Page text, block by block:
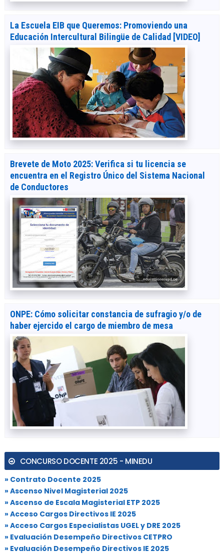
La Escuela EIB que Queremos: Promoviendo una
Educación Intercultural Bilingüe de Calidad [VIDEO]
Brevete de Moto 2025: Verifica si tu licencia se
encuentra en el Registro Único del Sistema Nacional
de Conductores
ONPE: Cómo solicitar constancia de sufragio y/o de
haber ejercido el cargo de miembro de mesa
CONCURSO DOCENTE 2025 - MINEDU
» Contrato Docente 2025
» Ascenso Nivel Magisterial 2025
» Ascenso de Escala Magisterial ETP 2025
» Acceso Cargos Directivos IE 2025
» Acceso Cargos Especialistas UGEL y DRE 2025
» Evaluación Desempeño Directivos CETPRO
» Evaluación Desempeño Directivos IE 2025